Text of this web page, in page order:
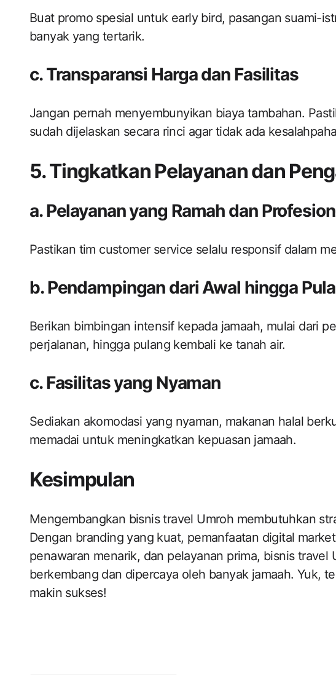
Buat promo spesial untuk early bird, pasangan suami-
banyak yang tertarik.
c. Transparansi Harga dan Fasilitas
Jangan pernah menyembunyikan biaya tambahan.
sudah dijelaskan secara rinci agar tidak ada
5. Tingkatkan Pelayanan dan
a. Pelayanan yang Ramah dan
Pastikan tim customer service selalu responsif dalam
b. Pendampingan dari Awal hingga
Berikan bimbingan intensif kepada jamaah, mulai dari
perjalanan, hingga pulang kembali ke tanah air.
c. Fasilitas yang Nyaman
Sediakan akomodasi yang nyaman, makanan halal
memadai untuk meningkatkan kepuasan jamaah.
Kesimpulan
Mengembangkan bisnis travel Umroh membutuhkan
Dengan branding yang kuat, pemanfaatan digital
penawaran menarik, dan pelayanan prima, bisnis travel
berkembang dan dipercaya oleh banyak jamaah. Yuk,
makin sukses!